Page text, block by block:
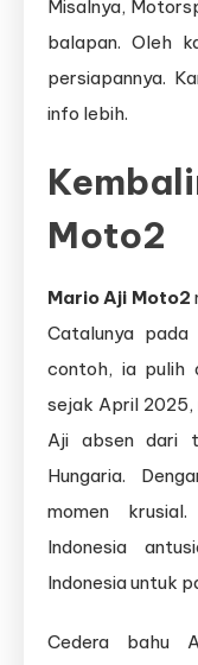
Misalnya,
balapan. Oleh
persiapannya.
info lebih.
Moto2
Mario Aji Moto2
Catalunya
contoh, ia pulih
sejak April 2025,
Aji absen dari
Hungaria.
momen
Indonesia
Indonesia untuk
Cedera bahu